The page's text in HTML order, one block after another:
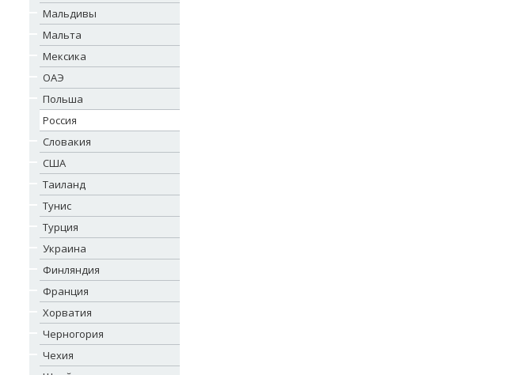
Мальдивы
Мальта
Мексика
ОАЭ
Польша
Россия
Словакия
США
Таиланд
Тунис
Турция
Украина
Финляндия
Франция
Хорватия
Черногория
Чехия